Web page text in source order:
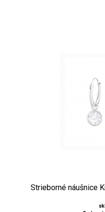
Strieborné náušnice